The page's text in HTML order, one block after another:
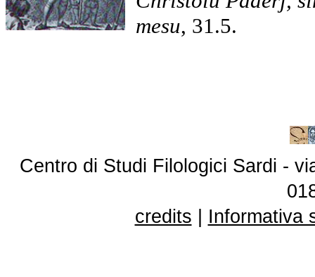
mesu, 31.5.
Centro di Studi Filologici Sardi -
credits
Informativa